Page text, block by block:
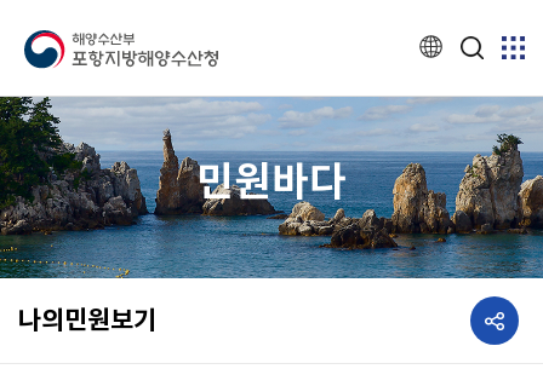
민원바다
나의민원보기 공유하기